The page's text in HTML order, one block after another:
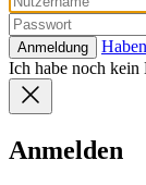
Anmeldung
Ich habe noch kein
Anmelden